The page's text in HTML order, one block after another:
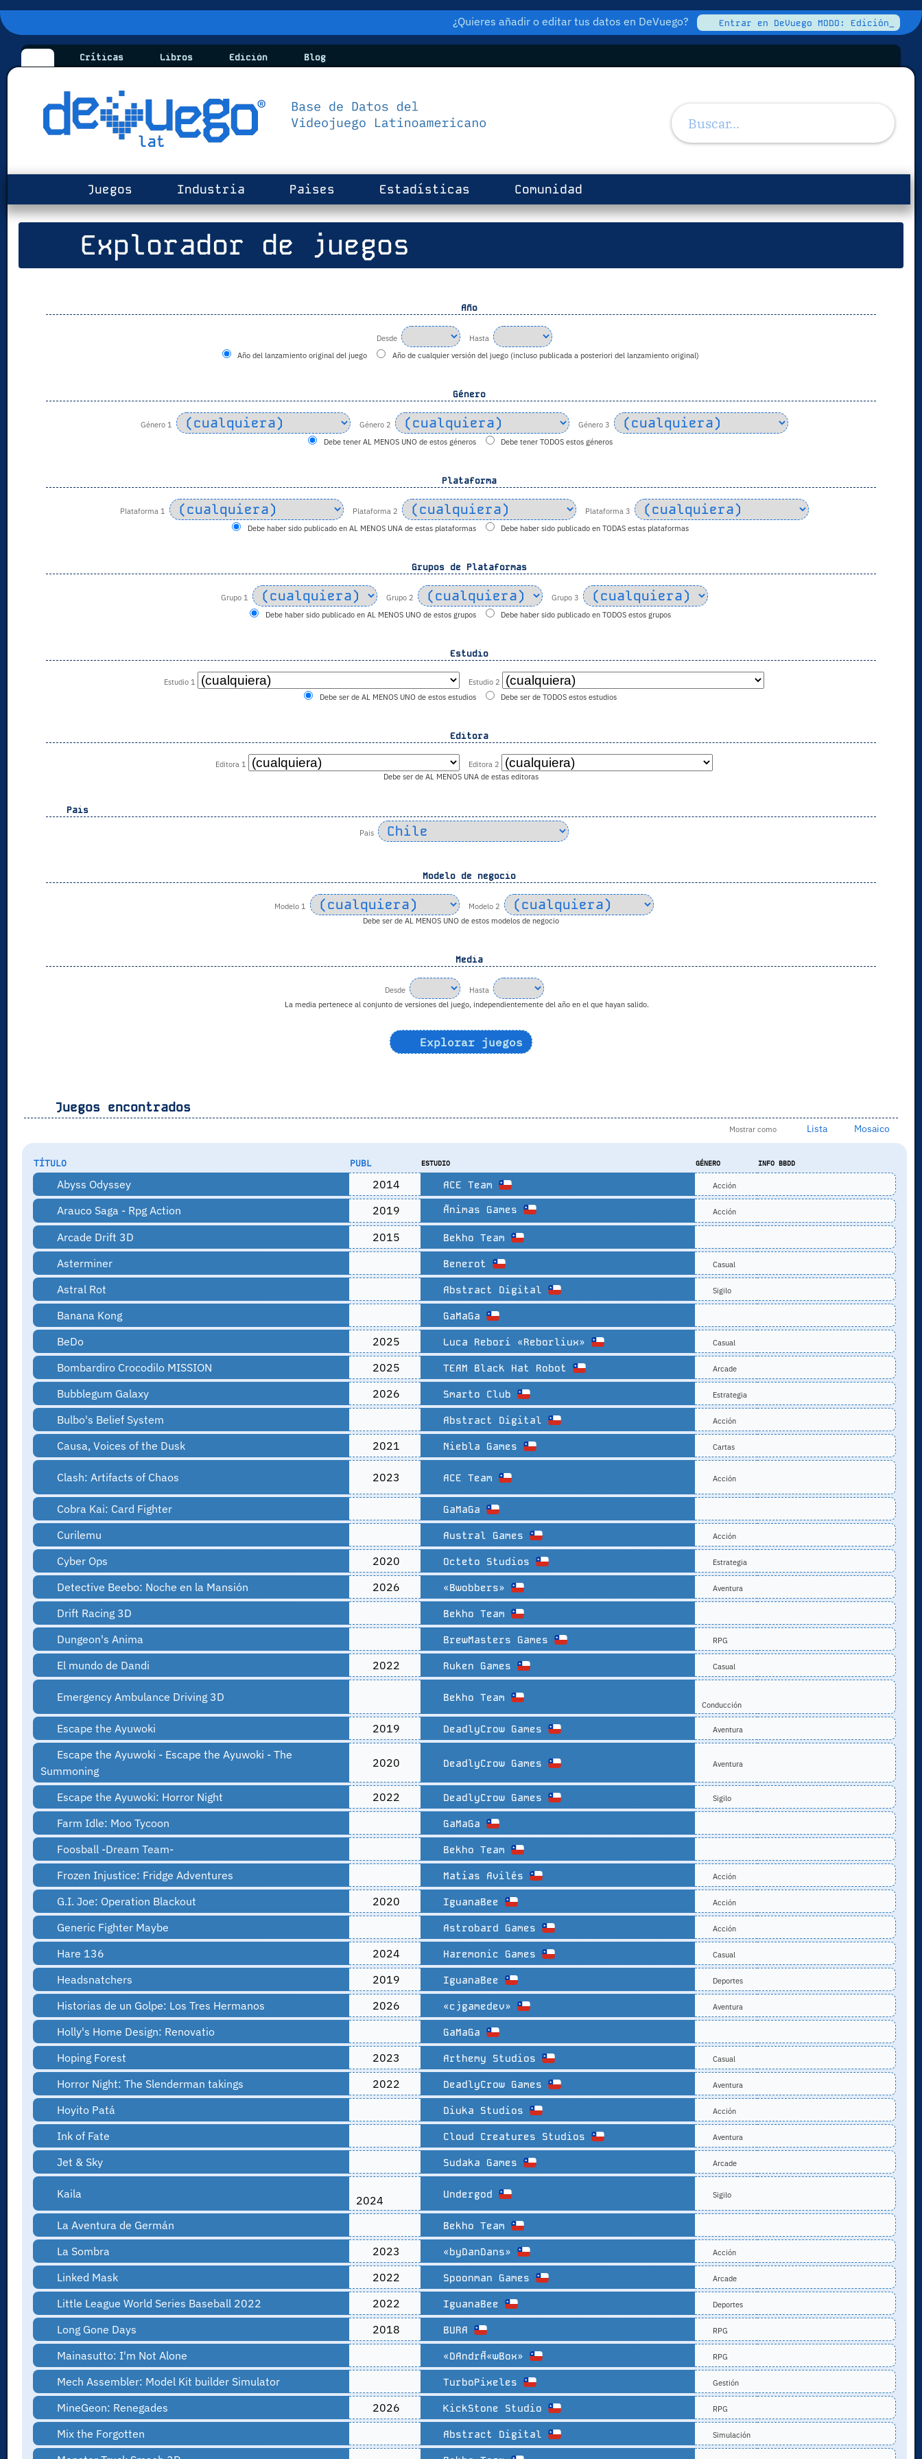
¿Quieres añadir o editar tus datos en DeVuego? Entrar en DeVuego MODO: Edición_
Críticas Libros Edición Blog
Juegos Industria Paises Estadísticas Comunidad
Explorador de juegos
Año
Desde
Hasta
Año del lanzamiento original del juego
Año de cualquier versión del juego (incluso publicada a posteriori del lanzamiento original)
Género
Género 1 Género 2
Género 3
Debe tener AL MENOS UNO de estos géneros
Debe tener TODOS estos géneros
Plataforma
Plataforma 1 Plataforma 2
Plataforma 3
Debe haber sido publicado en AL MENOS UNA de estas plataformas
Debe haber sido publicado en TODAS estas plataformas
Grupos de Plataformas
Grupo 1 Grupo 2
Grupo 3
Debe haber sido publicado en AL MENOS UNO de estos grupos
Debe haber sido publicado en TODOS estos grupos
Estudio
Estudio 1
Estudio 2
Debe ser de AL MENOS UNO de estos estudios
Debe ser de TODOS estos estudios
Editora
Editora 1
Editora 2
Debe ser de AL MENOS UNA de estas editoras
Pais
Pais
Modelo de negocio
Modelo 1
Modelo 2
Debe ser de AL MENOS UNO de estos modelos de negocio
Media
Desde
Hasta
La media pertenece al conjunto de versiones del juego, independientemente del año en el que hayan salido.
Explorar juegos
Juegos encontrados
Mostrar como Lista Mosaico
TÍTULO PUBL ESTUDIO GÉNERO INFO BBDD
Abyss Odyssey 2014 ACE Team Acción
Arauco Saga - Rpg Action 2019 Ãnimas Games Acción
Arcade Drift 3D 2015 Bekho Team
Asterminer Benerot Casual
Astral Rot Abstract Digital Sigilo
Banana Kong GaMaGa
BeDo 2025 Luca Rebori «Reborliux» Casual
Bombardiro Crocodilo MISSION 2025 TEAM Black Hat Robot Arcade
Bubblegum Galaxy 2026 Smarto Club Estrategia
Bulbo's Belief System Abstract Digital Acción
Causa, Voices of the Dusk 2021 Niebla Games Cartas
Clash: Artifacts of Chaos 2023 ACE Team Acción
Cobra Kai: Card Fighter GaMaGa
Curilemu Austral Games Acción
Cyber Ops 2020 Octeto Studios Estrategia
Detective Beebo: Noche en la Mansión 2026 «Bwobbers» Aventura
Drift Racing 3D Bekho Team
Dungeon's Anima BrewMasters Games RPG
El mundo de Dandi 2022 Ruken Games Casual
Emergency Ambulance Driving 3D Bekho Team
Conducción
Escape the Ayuwoki 2019 DeadlyCrow Games Aventura
Escape the Ayuwoki - Escape the Ayuwoki - The
Summoning
2020 DeadlyCrow Games Aventura
Escape the Ayuwoki: Horror Night 2022 DeadlyCrow Games Sigilo
Farm Idle: Moo Tycoon GaMaGa
Foosball -Dream Team- Bekho Team
Frozen Injustice: Fridge Adventures Matías Avilés Acción
G.I. Joe: Operation Blackout 2020 IguanaBee Acción
Generic Fighter Maybe Astrobard Games Acción
Hare 136 2024 Haremonic Games Casual
Headsnatchers 2019 IguanaBee Deportes
Historias de un Golpe: Los Tres Hermanos 2026 «cjgamedev» Aventura
Holly's Home Design: Renovatio GaMaGa
Hoping Forest 2023 Arthemy Studios Casual
Horror Night: The Slenderman takings 2022 DeadlyCrow Games Aventura
Hoyito Patá Diuka Studios Acción
Ink of Fate Cloud Creatures Studios Aventura
Jet & Sky Sudaka Games Arcade
Kaila 2024 Undergod Sigilo
La Aventura de Germán Bekho Team
La Sombra 2023 «byDanDans» Acción
Linked Mask 2022 Spoonman Games Arcade
Little League World Series Baseball 2022 2022 IguanaBee Deportes
Long Gone Days 2018 BURA RPG
Mainasutto: I'm Not Alone «DAndrÃ«wBox» RPG
Mech Assembler: Model Kit builder Simulator TurboPixeles Gestión
MineGeon: Renegades 2026 KickStone Studio RPG
Mix the Forgotten Abstract Digital Simulación